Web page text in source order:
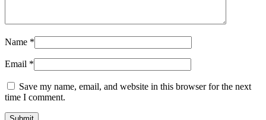
Name *
Email *
Save my name, email, and website in this browser for the next
time I comment.